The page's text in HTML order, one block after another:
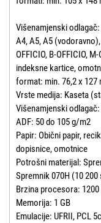
Višenamjenski odlagač:
A4, A5, A5
OFFICIO, B-OFFICIO,
indeksne kartice,
format: min. 76,2 x 127
Vrste medija: Kaseta
Višenamjenski
ADF: 50 do 105 g/m2
Papir: Obični papir,
dopisnice, omotnice
Potrošni materijal:
Spremnik 070H (10
Brzina procesora: 1200
Memorija: 1 GB
Emulacije: UFRII, PCL